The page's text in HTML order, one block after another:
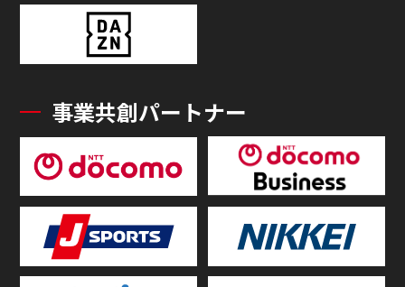
事業共創パートナー